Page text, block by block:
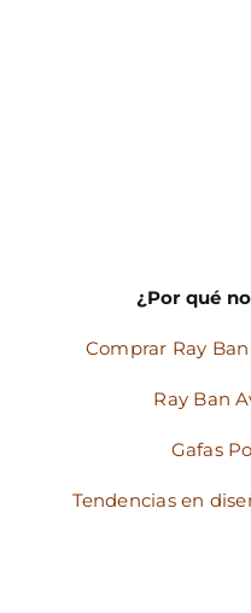
¿Por qué
Comprar Ray
Ray Ban
Gafas
Tendencias en